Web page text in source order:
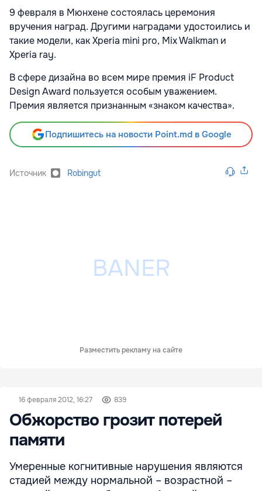
9 февраля в Мюнхене состоялась церемония
вручения наград. Другими наградами удостоились и
такие модели, как Xperia mini pro, Mix Walkman и
Xperia ray.
В сфере дизайна во всем мире премия iF Product
Design Award пользуется особым уважением.
Премия является признанным «знаком качества».
Подпишитесь на новости Point.md в Google
Источник Robingut
Разместить рекламу на сайте
16 февраля 2012, 16:27 839
Обжорство грозит потерей
памяти
Умеренные когнитивные нарушения являются
стадией между нормальной – возрастной –